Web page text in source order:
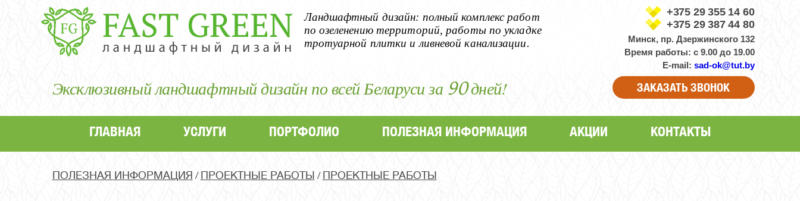
Ландшафтный дизайн: полный комплекс работ
по озеленению территорий, работы по укладке
тротуарной плитки и ливневой канализации.
+375 29 355 14 60
+375 29 387 44 80
Минск, пр. Дзержинского 132
Время работы: с 9.00 до 19.00
E-mail: sad-ok@tut.by
ЗАКАЗАТЬ ЗВОНОК
Эксклюзивный ландшафтный дизайн по всей Беларуси за 90дней!
ГЛАВНАЯ УСЛУГИ ПОРТФОЛИО ПОЛЕЗНАЯ ИНФОРМАЦИЯ АКЦИИ КОНТАКТЫ
ПОЛЕЗНАЯ ИНФОРМАЦИЯ / ПРОЕКТНЫЕ РАБОТЫ / ПРОЕКТНЫЕ РАБОТЫ